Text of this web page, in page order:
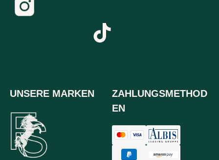
UNSERE MARKEN
ZAHLUNGSMETHOD
EN